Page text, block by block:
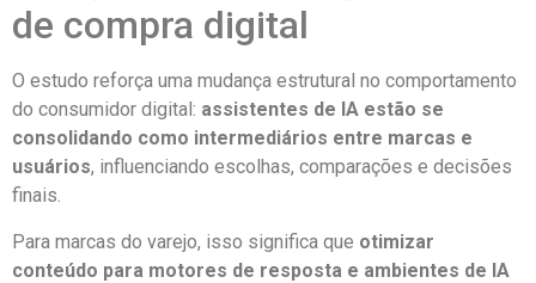
de compra digital
O estudo reforça uma mudança estrutural no comportamento
do consumidor digital: assistentes de IA estão se
consolidando como intermediários entre marcas e
usuários, influenciando escolhas, comparações e decisões
finais.
Para marcas do varejo, isso significa que otimizar
conteúdo para motores de resposta e ambientes de IA